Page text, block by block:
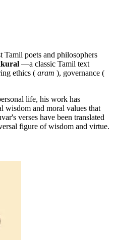
Tamil poets and philosophers
—a classic Tamil text
ethics ( aram ), governance (
life, his work has
wisdom and moral values that
verses have been translated
figure of wisdom and virtue.